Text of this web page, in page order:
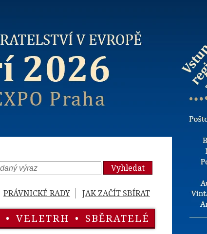
Vyhledat
PRÁVNICKÉ RADY JAK ZAČÍT SBÍRAT
• VELETRH • SBĚRATELÉ